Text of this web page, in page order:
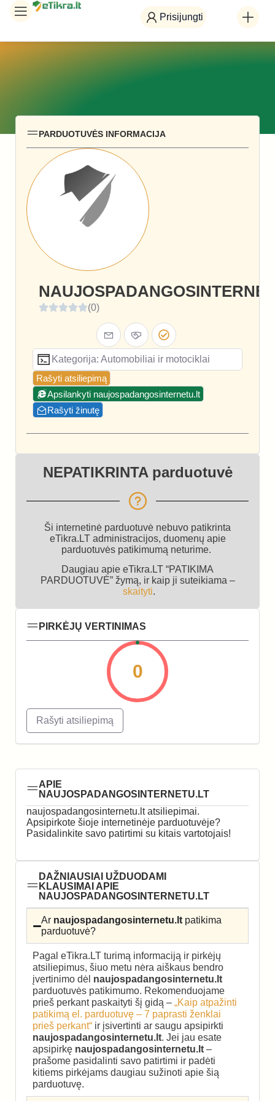
Prisijungti
PARDUOTUVĖS INFORMACIJA
(0)
Kategorija: Automobiliai ir motociklai
Rašyti atsiliepimą
Apsilankyti naujospadangosinternetu.lt
Rašyti žinutę
NEPATIKRINTA parduotuvė
Ši internetinė parduotuvė nebuvo patikrinta
eTikra.LT administracijos, duomenų apie
parduotuvės patikimumą neturime.
Daugiau apie eTikra.LT “PATIKIMA
PARDUOTUVĖ” žymą, ir kaip ji suteikiama –
skaityti.
PIRKĖJŲ VERTINIMAS
0
Rašyti atsiliepimą
APIE
NAUJOSPADANGOSINTERNETU.LT
naujospadangosinternetu.lt atsiliepimai.
Apsipirkote šioje internetinėje parduotuvėje?
Pasidalinkite savo patirtimi su kitais vartotojais!
DAŽNIAUSIAI UŽDUODAMI
KLAUSIMAI APIE
NAUJOSPADANGOSINTERNETU.LT
Ar naujospadangosinternetu.lt patikima
parduotuvė?
Pagal eTikra.LT turimą informaciją ir pirkėjų
atsiliepimus, šiuo metu nėra aiškaus bendro
įvertinimo dėl naujospadangosinternetu.lt
parduotuvės patikimumo. Rekomenduojame
prieš perkant paskaityti šį gidą – „Kaip atpažinti
patikimą el. parduotuvę – 7 paprasti ženklai
prieš perkant“ ir įsivertinti ar saugu apsipirkti
naujospadangosinternetu.lt. Jei jau esate
apsipirkę naujospadangosinternetu.lt –
prašome pasidalinti savo patirtimi ir padėti
kitiems pirkėjams daugiau sužinoti apie šią
parduotuvę.